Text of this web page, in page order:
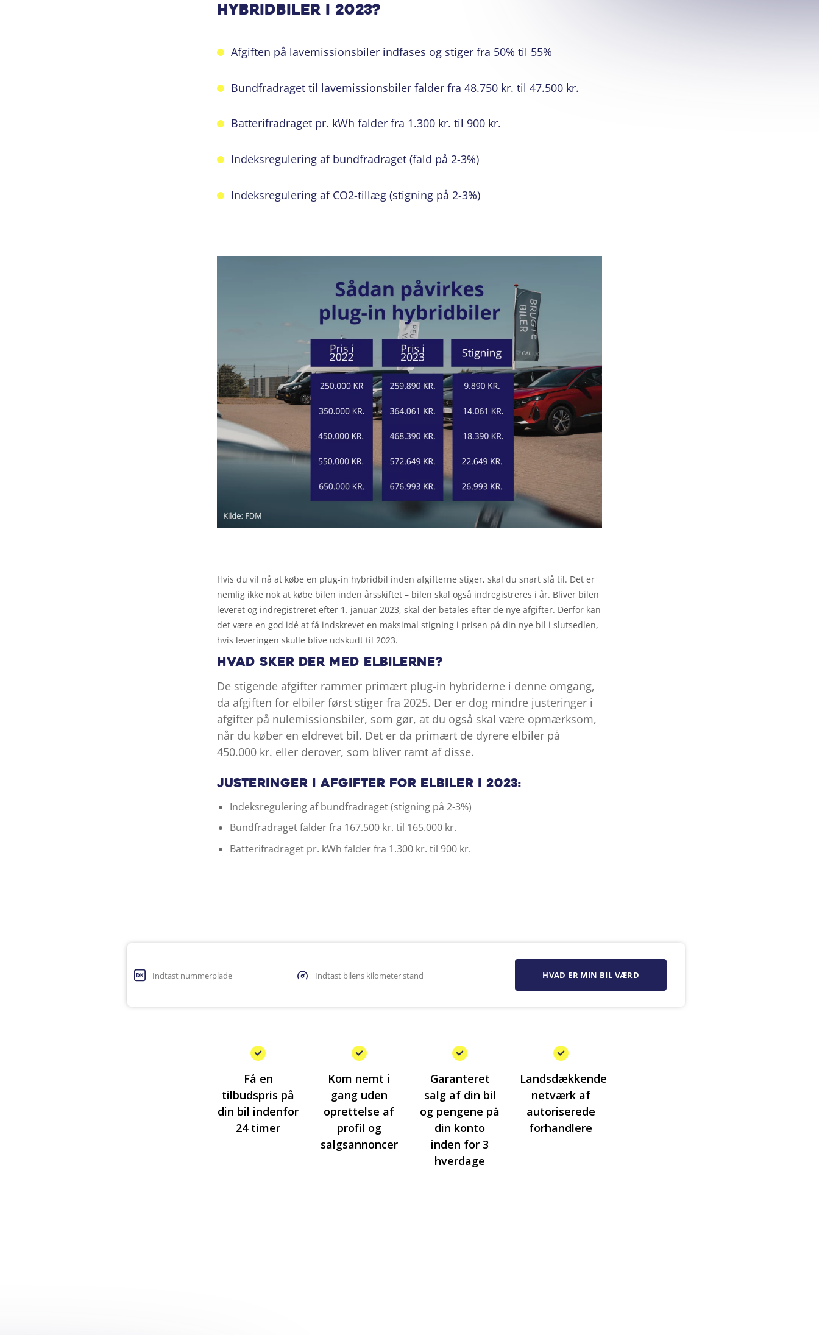
hybridbiler i 2023?
Afgiften på lavemissionsbiler indfases og stiger fra 50% til 55%
Bundfradraget til lavemissionsbiler falder fra 48.750 kr. til 47.500 kr.
Batterifradraget pr. kWh falder fra 1.300 kr. til 900 kr.
Indeksregulering af bundfradraget (fald på 2-3%)
Indeksregulering af CO2-tillæg (stigning på 2-3%)
Hvis du vil nå at købe en plug-in hybridbil inden afgifterne stiger, skal du snart slå til. Det er
nemlig ikke nok at købe bilen inden årsskiftet – bilen skal også indregistreres i år. Bliver bilen
leveret og indregistreret efter 1. januar 2023, skal der betales efter de nye afgifter. Derfor kan
det være en god idé at få indskrevet en maksimal stigning i prisen på din nye bil i slutsedlen,
hvis leveringen skulle blive udskudt til 2023.
Hvad sker der med elbilerne?
De stigende afgifter rammer primært plug-in hybriderne i denne omgang,
da afgiften for elbiler først stiger fra 2025. Der er dog mindre justeringer i
afgifter på nulemissionsbiler, som gør, at du også skal være opmærksom,
når du køber en eldrevet bil. Det er da primært de dyrere elbiler på
450.000 kr. eller derover, som bliver ramt af disse.
Justeringer i afgifter for elbiler i 2023:
Indeksregulering af bundfradraget (stigning på 2-3%)
Bundfradraget falder fra 167.500 kr. til 165.000 kr.
Batterifradraget pr. kWh falder fra 1.300 kr. til 900 kr.
Få en
tilbudspris på
din bil indenfor
24 timer
Kom nemt i
gang uden
oprettelse af
profil og
salgsannoncer
Garanteret
salg af din bil
og pengene på
din konto
inden for 3
hverdage
Landsdækkende
netværk af
autoriserede
forhandlere